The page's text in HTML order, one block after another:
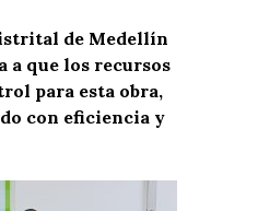
de Medellín
a que los recursos
para esta obra,
con eficiencia y